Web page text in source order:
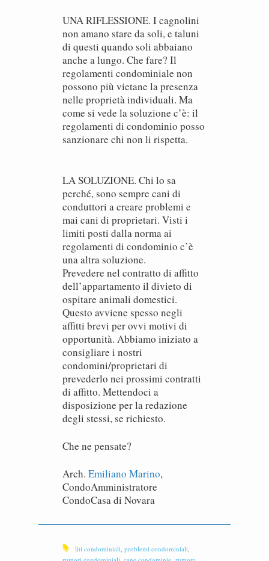
UNA RIFLESSIONE. I cagnolini
non amano stare da soli, e taluni
di questi quando soli abbaiano
anche a lungo. Che fare? Il
regolamenti condominiale non
possono più vietane la presenza
nelle proprietà individuali. Ma
come si vede la soluzione c’è: il
regolamenti di condominio posso
sanzionare chi non li rispetta.
LA SOLUZIONE. Chi lo sa
perché, sono sempre cani di
conduttori a creare problemi e
mai cani di proprietari. Visti i
limiti posti dalla norma ai
regolamenti di condominio c’è
una altra soluzione.
Prevedere nel contratto di affitto
dell’appartamento il divieto di
ospitare animali domestici.
Questo avviene spesso negli
affitti brevi per ovvi motivi di
opportunità. Abbiamo iniziato a
consigliare i nostri
condomini/proprietari di
prevederlo nei prossimi contratti
di affitto. Mettendoci a
disposizione per la redazione
degli stessi, se richiesto.
Che ne pensate?
Arch. Emiliano Marino,
CondoAmministratore
CondoCasa di Novara
liti condominiali, problemi condominiali,